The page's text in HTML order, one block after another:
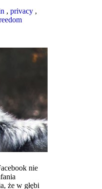
, privacy ,
nie
że ​​w głębi